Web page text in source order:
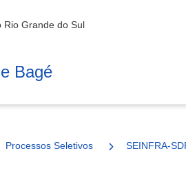
Rio Grande do Sul
Bagé
Processos Seletivos SEINFRA-